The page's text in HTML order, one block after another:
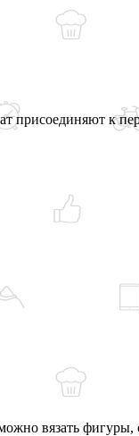
присоединяют к
вязать фигуры,